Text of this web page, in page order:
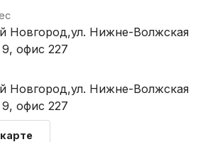
Новгород,ул. Нижне-Волжская
офис 227
Новгород,ул. Нижне-Волжская
офис 227